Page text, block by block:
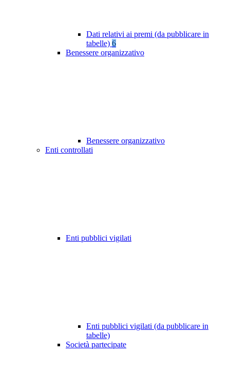
Dati relativi ai premi (da pubblicare in
tabelle) 6
Benessere organizzativo
Benessere organizzativo
Enti controllati
Enti pubblici vigilati
Enti pubblici vigilati (da pubblicare in
tabelle)
Società partecipate